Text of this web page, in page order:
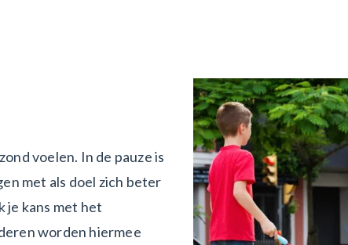
voelen. In de pauze is
met als doel zich beter
je kans met het
worden hiermee